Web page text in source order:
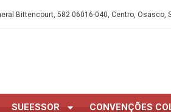
Bittencourt, 582 06016-040, Centro, Osasco,
SUEESSOR CONVENÇÕES